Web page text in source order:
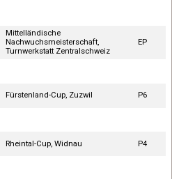
Mittelländische
Nachwuchsmeisterschaft,
Turnwerkstatt Zentralschweiz
EP
Fürstenland-Cup, Zuzwil P6
Rheintal-Cup, Widnau P4